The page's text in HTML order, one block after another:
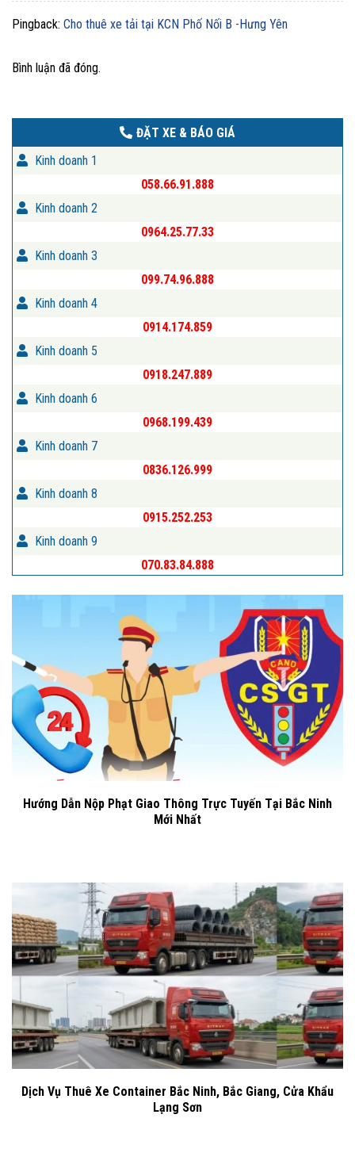
Pingback: Cho thuê xe tải tại KCN Phố Nối B -Hưng Yên
Bình luận đã đóng.
ĐẶT XE & BÁO GIÁ
Kinh doanh 1
058.66.91.888
Kinh doanh 2
0964.25.77.33
Kinh doanh 3
099.74.96.888
Kinh doanh 4
0914.174.859
Kinh doanh 5
0918.247.889
Kinh doanh 6
0968.199.439
Kinh doanh 7
0836.126.999
Kinh doanh 8
0915.252.253
Kinh doanh 9
070.83.84.888
Hướng Dẫn Nộp Phạt Giao Thông Trực Tuyến Tại Bắc Ninh
Mới Nhất
Dịch Vụ Thuê Xe Container Bắc Ninh, Bắc Giang, Cửa Khẩu
Lạng Sơn